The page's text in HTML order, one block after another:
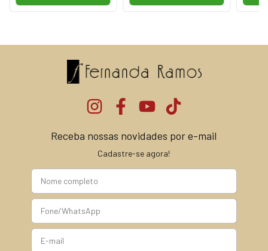
Receba nossas novidades por e-mail
Cadastre-se agora!